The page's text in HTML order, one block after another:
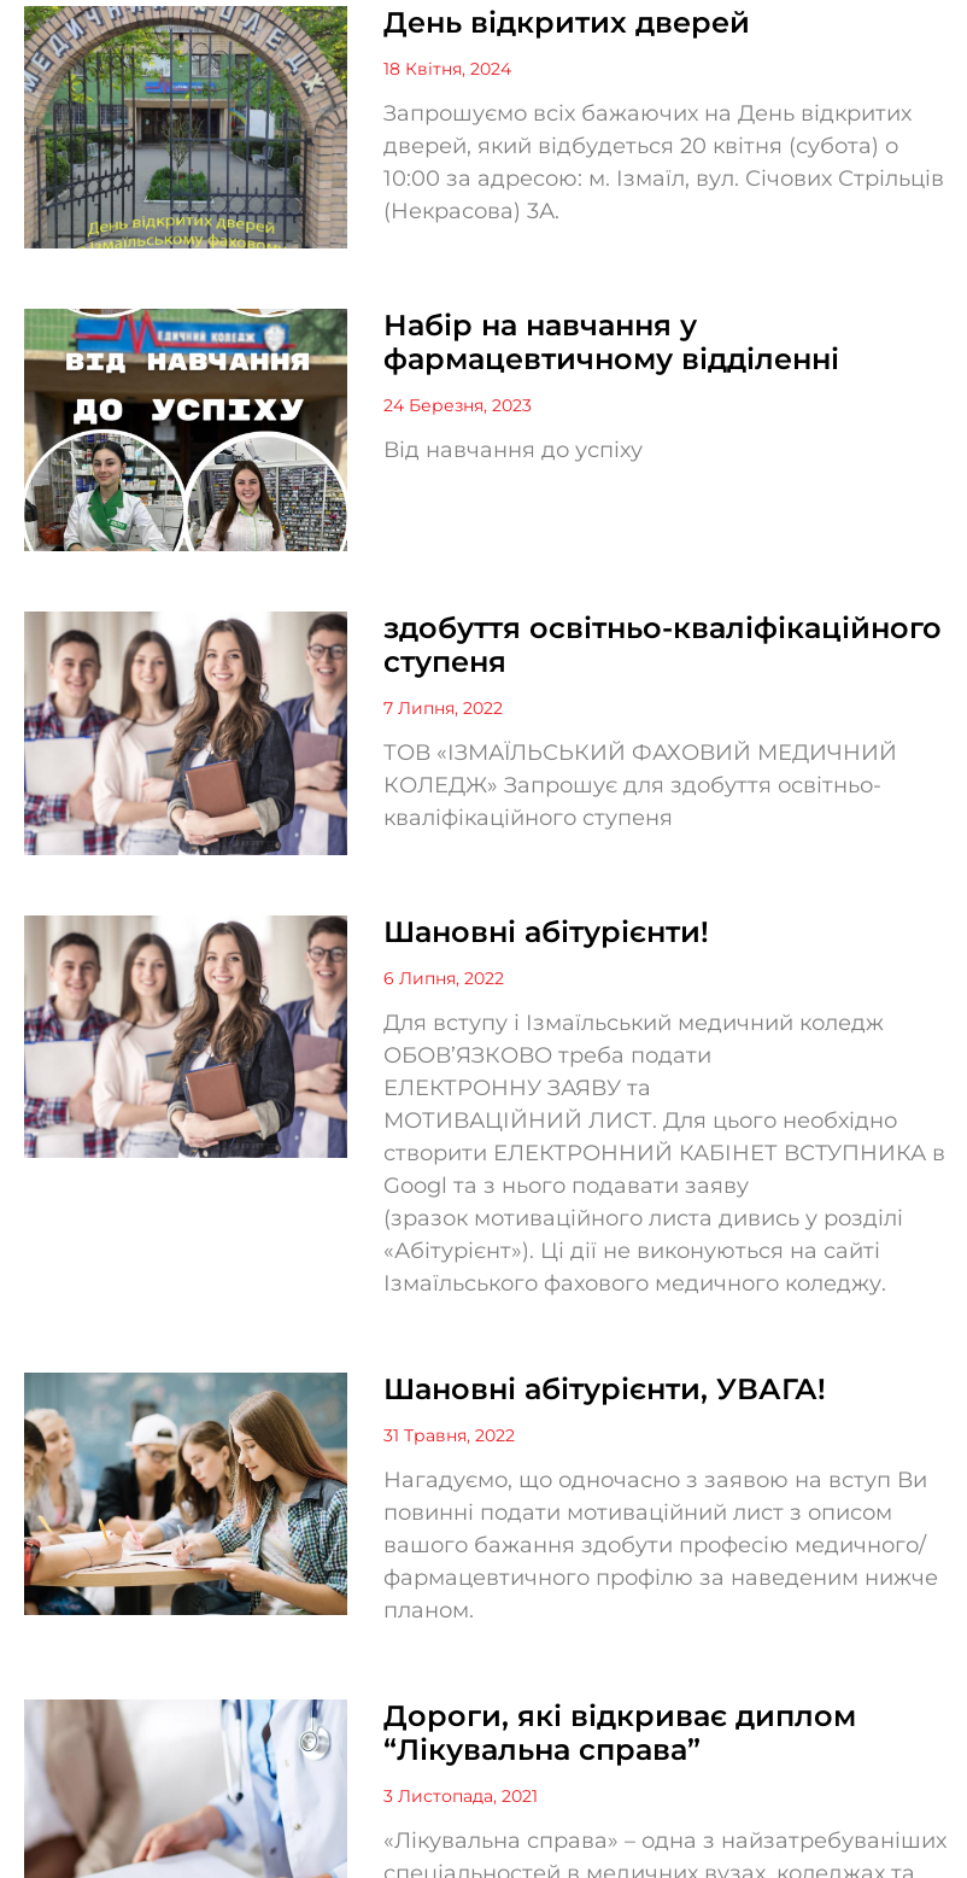
День відкритих дверей
18 Квітня, 2024
Запрошуємо всіх бажаючих на День відкритих
дверей, який відбудеться 20 квітня (субота) о
10:00 за адресою: м. Ізмаїл, вул. Січових Стрільців
(Некрасова) 3А.
Набір на навчання у
фармацевтичному відділенні
24 Березня, 2023
Від навчання до успіху
здобуття освітньо-кваліфікаційного
ступеня
7 Липня, 2022
ТОВ «ІЗМАЇЛЬСЬКИЙ ФАХОВИЙ МЕДИЧНИЙ
КОЛЕДЖ» Запрошує для здобуття освітньо-
кваліфікаційного ступеня
Шановні абітурієнти!
6 Липня, 2022
Для вступу і Ізмаїльський медичний коледж
ОБОВ’ЯЗКОВО треба подати
ЕЛЕКТРОННУ ЗАЯВУ та
МОТИВАЦІЙНИЙ ЛИСТ. Для цього необхідно
створити ЕЛЕКТРОННИЙ КАБІНЕТ ВСТУПНИКА в
Googl та з нього подавати заяву
(зразок мотиваційного листа дивись у розділі
«Абітурієнт»). Ці дії не виконуються на сайті
Ізмаїльського фахового медичного коледжу.
Шановні абітурієнти, УВАГА!
31 Травня, 2022
Нагадуємо, що одночасно з заявою на вступ Ви
повинні подати мотиваційний лист з описом
вашого бажання здобути професію медичного/
фармацевтичного профілю за наведеним нижче
планом.
Дороги, які відкриває диплом
“Лікувальна справа”
3 Листопада, 2021
«Лікувальна справа» – одна з найзатребуваніших